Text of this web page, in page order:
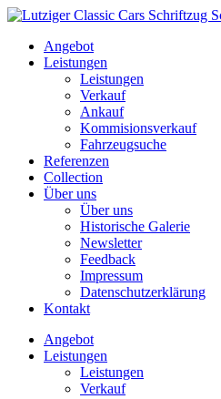
Skip
contentAngebot
Leistungen
Leistungen
Verkauf
Ankauf
Kommisionsverkauf
Fahrzeugsuche
Referenzen
Collection
Über uns
Über uns
Historische Galerie
Newsletter
Feedback
Impressum
Datenschutzerklärung
Kontakt
Angebot
Leistungen
Leistungen
Verkauf